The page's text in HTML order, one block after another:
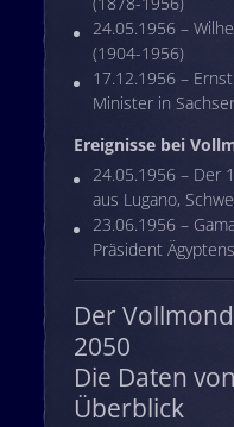
24.05.1956 –
(1904-1956)
17.12.1956 –
Minister in
Ereignisse bei
24.05.1956 – Der
aus Lugano,
23.06.1956 –
Präsident Ägyptens
Der
2050
Die Daten
Überblick